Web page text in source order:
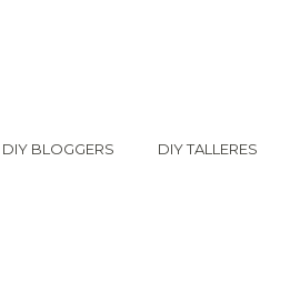
DIY BLOGGERS DIY TALLERES